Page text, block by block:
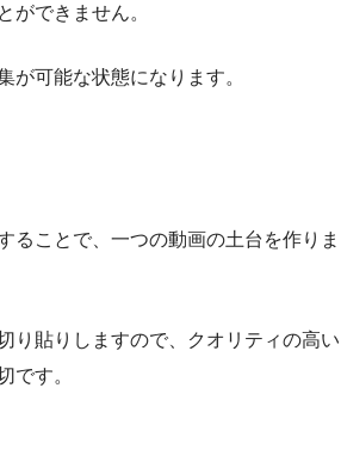
ができません。
が可能な状態になります。
ることで、一つの動画の土台を作りま
り貼りしますので、クオリティの高い
です。